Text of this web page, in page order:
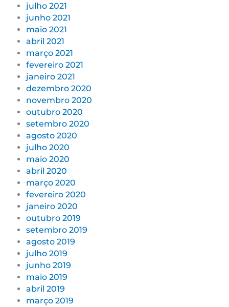
julho 2021
junho 2021
maio 2021
abril 2021
março 2021
fevereiro 2021
janeiro 2021
dezembro 2020
novembro 2020
outubro 2020
setembro 2020
agosto 2020
julho 2020
maio 2020
abril 2020
março 2020
fevereiro 2020
janeiro 2020
outubro 2019
setembro 2019
agosto 2019
julho 2019
junho 2019
maio 2019
abril 2019
março 2019